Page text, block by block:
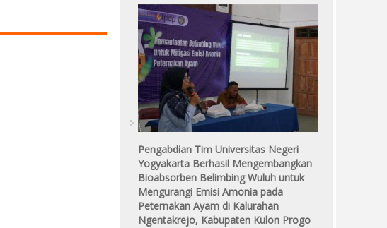
Pengabdian Tim Universitas Negeri
Yogyakarta Berhasil Mengembangkan
Bioabsorben Belimbing Wuluh untuk
Mengurangi Emisi Amonia pada
Peternakan Ayam di Kalurahan
Ngentakrejo, Kabupaten Kulon Progo